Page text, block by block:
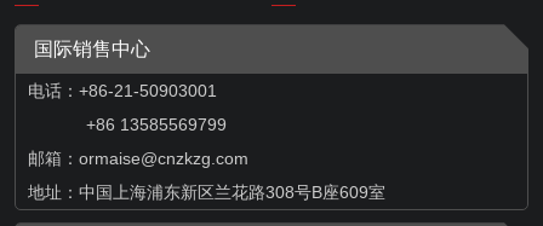
国际销售中心
电话：+86-21-50903001
+86 13585569799
邮箱： ormaise@cnzkzg.com
地址：中国上海浦东新区兰花路308号B座609室